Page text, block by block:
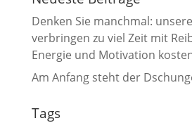
Denken Sie manchmal:
verbringen zu viel Zeit mit
Energie und Motivation
Am Anfang steht der
Tags